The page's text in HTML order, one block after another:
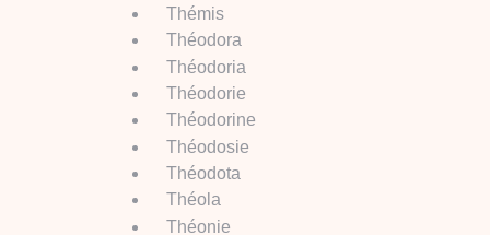
Thémis
Théodora
Théodoria
Théodorie
Théodorine
Théodosie
Théodota
Théola
Théonie